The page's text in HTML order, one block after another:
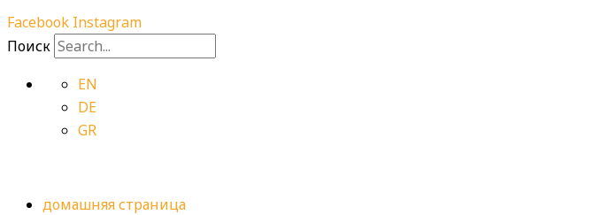
Facebook Instagram
Поиск
EN
DE
GR
домашняя страница